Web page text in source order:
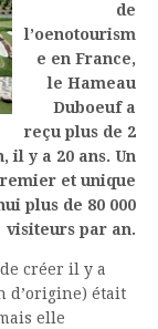
de
l’oenotourism
e en France,
le Hameau
Duboeuf a
reçu plus de 2
il y a 20 ans. Un
et unique
plus de 80 000
visiteurs par an.
créer il y a
d’origine) était
elle